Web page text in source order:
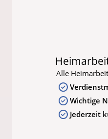
Alle
Wichtige
Jederzeit